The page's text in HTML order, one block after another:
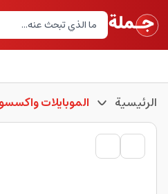
الرئيسية الموبايلات